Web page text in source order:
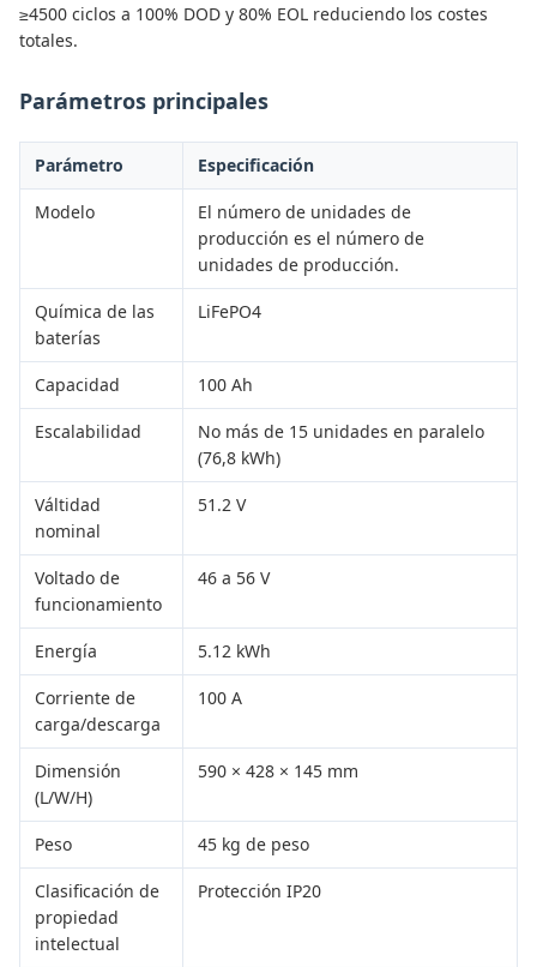
≥4500 ciclos a 100% DOD y 80% EOL reduciendo los costes
totales.
Parámetros principales
Parámetro Especificación
Modelo
El número de unidades de
producción es el número de
unidades de producción.
Química de las
baterías
LiFePO4
Capacidad 100 Ah
Escalabilidad
No más de 15 unidades en paralelo
(76,8 kWh)
Válti­dad
nominal
51.2 V
Voltado de
funcionamiento
46 a 56 V
Energía 5.12 kWh
Corriente de
carga/descarga
100 A
Dimensión
(L/W/H)
590 × 428 × 145 mm
Peso 45 kg de peso
Clasificación de
propiedad
intelectual
Protección IP20